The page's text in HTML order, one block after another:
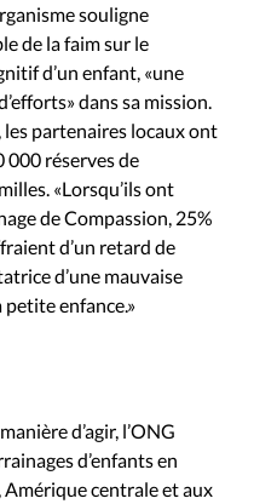
souligne
de la faim sur le
d’un enfant, «une
dans sa mission.
partenaires locaux ont
000 réserves de
«Lorsqu’ils ont
de Compassion, 25%
d’un retard de
d’une mauvaise
enfance.»
d’agir, l’ONG
d’enfants en
centrale et aux